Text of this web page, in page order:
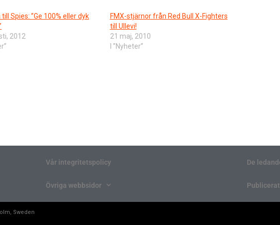
Spies: ”Ge 100% eller dyk
2012
FMX-stjärnor från Red Bull X-Fighters
till Ullevi!
21 maj, 2010
I ”Nyheter”
Vår integritetspolicy
Övriga webbsidor
De
Publicerat
Sweden